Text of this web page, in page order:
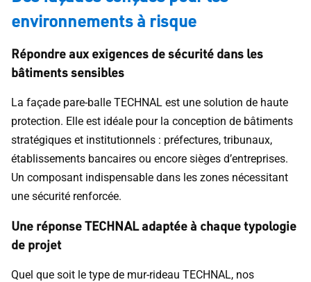
environnements à risque
Répondre aux exigences de sécurité dans les
bâtiments sensibles
La façade pare-balle TECHNAL est une solution de haute
protection. Elle est idéale pour la conception de bâtiments
stratégiques et institutionnels : préfectures, tribunaux,
établissements bancaires ou encore sièges d’entreprises.
Un composant indispensable dans les zones nécessitant
une sécurité renforcée.
Une réponse TECHNAL adaptée à chaque typologie
de projet
Quel que soit le type de mur-rideau TECHNAL, nos